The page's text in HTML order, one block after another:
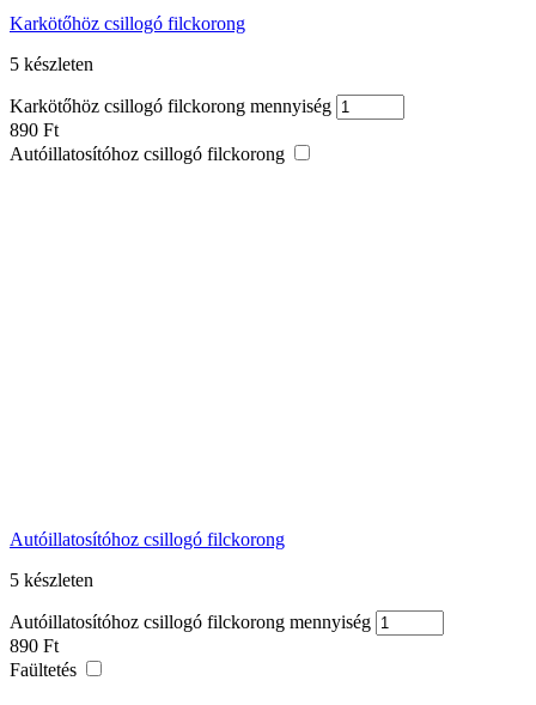
Karkötőhöz csillogó filckorong
5 készleten
Karkötőhöz csillogó filckorong mennyiség
890 Ft
Autóillatosítóhoz csillogó filckorong
Autóillatosítóhoz csillogó filckorong
5 készleten
Autóillatosítóhoz csillogó filckorong mennyiség
890 Ft
Faültetés